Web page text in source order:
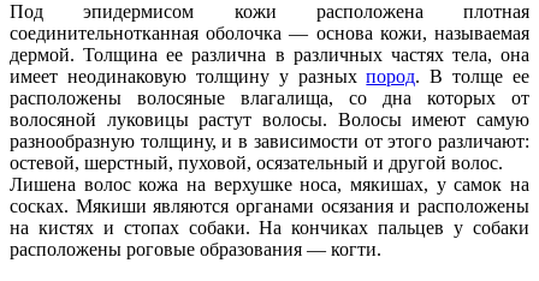
Под эпидермисом кожи расположена плотная
соединительнотканная оболочка — основа кожи, называемая
дермой. Толщина ее различна в различных частях тела, она
имеет неодинаковую толщину у разныхпород. В толще ее
расположены волосяные влагалища, со дна которых от
волосяной луковицы растут волосы. Волосы имеют самую
разнообразную толщину, и в зависимости от этого различают:
остевой, шерстный, пуховой, осязательный и другой волос.
Лишена волос кожа на верхушке носа, мякишах, у самок на
сосках. Мякиши являются органами осязания и расположены
на кистях и стопах собаки. На кончиках пальцев у собаки
расположены роговые образования — когти.